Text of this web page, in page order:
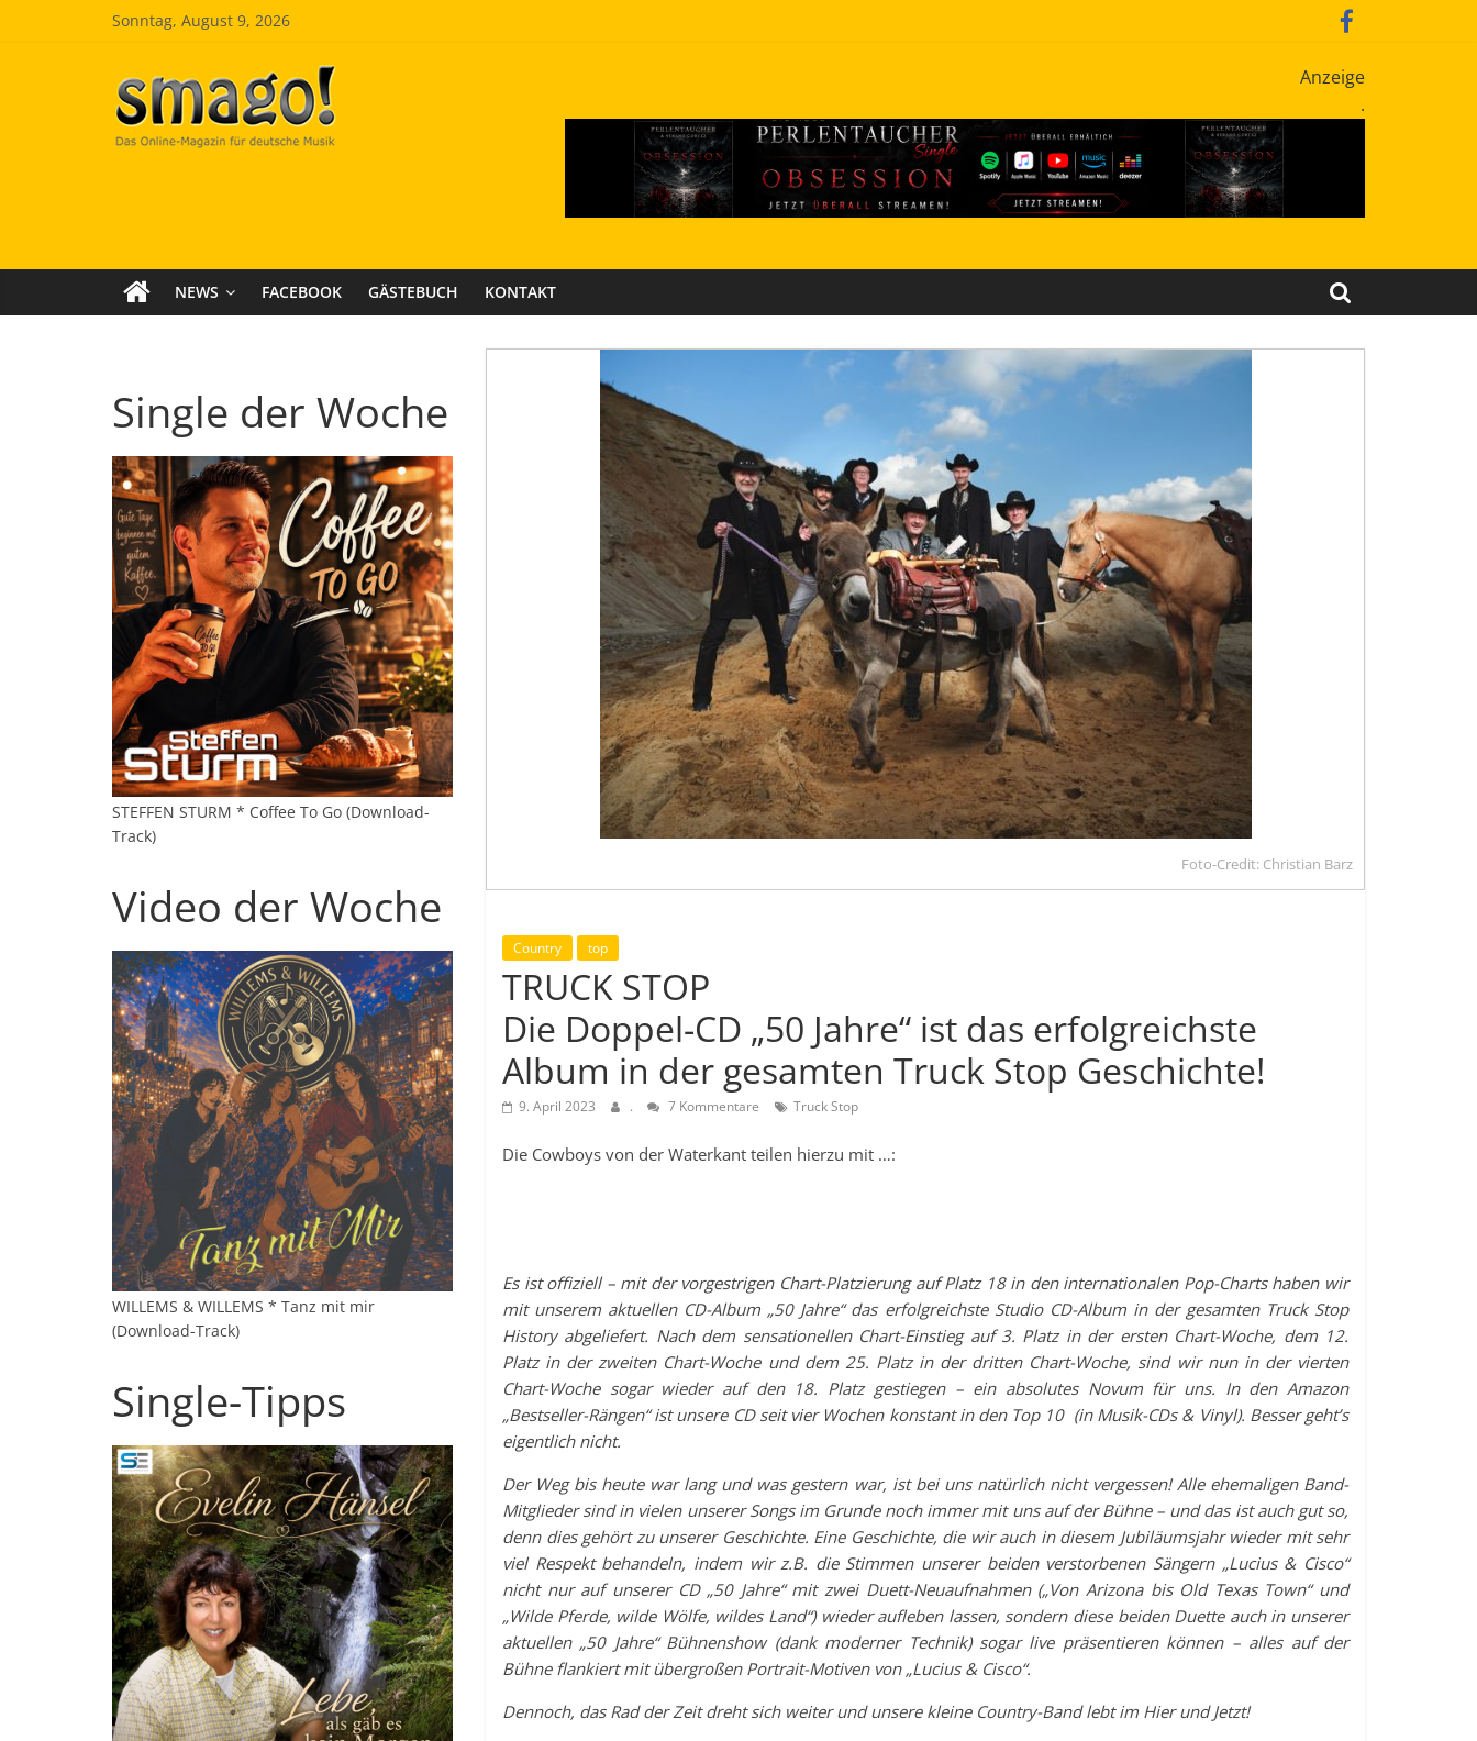
Sonntag, August 9, 2026
Smago
SchlagerMAGazinOnline
Anzeige
.
NEWS FACEBOOK GÄSTEBUCH KONTAKT
Foto-Credit: Christian Barz
Country top
TRUCK STOP
Die Doppel-CD „50 Jahre“ ist das erfolgreichste
Album in der gesamten Truck Stop Geschichte!
9. April 2023 . 7 Kommentare Truck Stop
Die Cowboys von der Waterkant teilen hierzu mit …:
Es ist offiziell – mit der vorgestrigen Chart-Platzierung auf Platz 18 in den internationalen Pop-Charts haben wir
mit unserem aktuellen CD-Album „50 Jahre“ das erfolgreichste Studio CD-Album in der gesamten Truck Stop
History abgeliefert. Nach dem sensationellen Chart-Einstieg auf 3. Platz in der ersten Chart-Woche, dem 12.
Platz in der zweiten Chart-Woche und dem 25. Platz in der dritten Chart-Woche, sind wir nun in der vierten
Chart-Woche sogar wieder auf den 18. Platz gestiegen – ein absolutes Novum für uns. In den Amazon
„Bestseller-Rängen“ ist unsere CD seit vier Wochen konstant in den Top 10 (in Musik-CDs & Vinyl). Besser geht’s
eigentlich nicht.
Der Weg bis heute war lang und was gestern war, ist bei uns natürlich nicht vergessen! Alle ehemaligen Band-
Mitglieder sind in vielen unserer Songs im Grunde noch immer mit uns auf der Bühne – und das ist auch gut so,
denn dies gehört zu unserer Geschichte. Eine Geschichte, die wir auch in diesem Jubiläumsjahr wieder mit sehr
viel Respekt behandeln, indem wir z.B. die Stimmen unserer beiden verstorbenen Sängern „Lucius & Cisco“
nicht nur auf unserer CD „50 Jahre“ mit zwei Duett-Neuaufnahmen („Von Arizona bis Old Texas Town“ und
„Wilde Pferde, wilde Wölfe, wildes Land“) wieder aufleben lassen, sondern diese beiden Duette auch in unserer
aktuellen „50 Jahre“ Bühnenshow (dank moderner Technik) sogar live präsentieren können – alles auf der
Bühne flankiert mit übergroßen Portrait-Motiven von „Lucius & Cisco“.
Dennoch, das Rad der Zeit dreht sich weiter und unsere kleine Country-Band lebt im Hier und Jetzt!
Single der Woche
STEFFEN STURM * Coffee To Go (Download-
Track)
Video der Woche
WILLEMS & WILLEMS * Tanz mit mir
(Download-Track)
Single-Tipps